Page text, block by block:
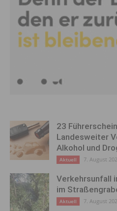
23
Landesweiter
Alkohol und
Aktuell 7. August
Verkehrsunfall
im
Aktuell 7. August